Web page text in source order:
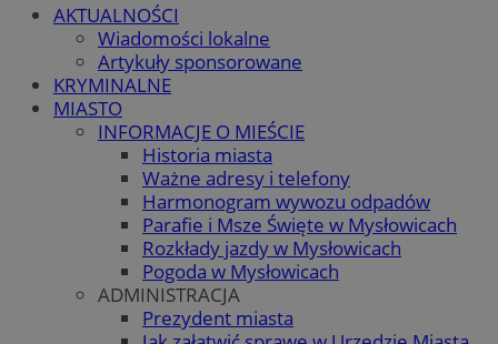
AKTUALNOŚCI
Wiadomości lokalne
Artykuły sponsorowane
KRYMINALNE
MIASTO
INFORMACJE O MIEŚCIE
Historia miasta
Ważne adresy i telefony
Harmonogram wywozu odpadów
Parafie i Msze Święte w Mysłowicach
Rozkłady jazdy w Mysłowicach
Pogoda w Mysłowicach
ADMINISTRACJA
Prezydent miasta